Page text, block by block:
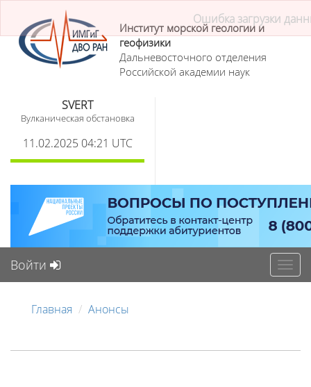
Институт морской геологии и
геофизики
Дальневосточного отделения
Российской академии наук
SVERT
Вулканическая обстановка
11.02.2025 04:21 UTC
Войти
Главная Анонсы